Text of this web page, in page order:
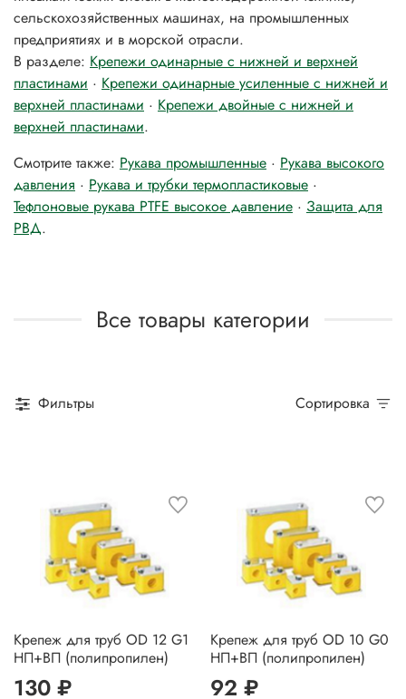
сельскохозяйственных машинах, на промышленных
предприятиях и в морской отрасли.
В разделе: Крепежи одинарные с нижней и верхней
пластинами · Крепежи одинарные усиленные с нижней и
верхней пластинами · Крепежи двойные с нижней и
верхней пластинами.
Смотрите также: Рукава промышленные · Рукава высокого
давления · Рукава и трубки термопластиковые ·
Тефлоновые рукава PTFE высокое давление · Защита для
РВД.
Все товары категории
Фильтры Сортировка
Крепеж для труб OD 12 G1
НП+ВП (полипропилен)
130 ₽
Крепеж для труб OD 10 G0
НП+ВП (полипропилен)
92 ₽